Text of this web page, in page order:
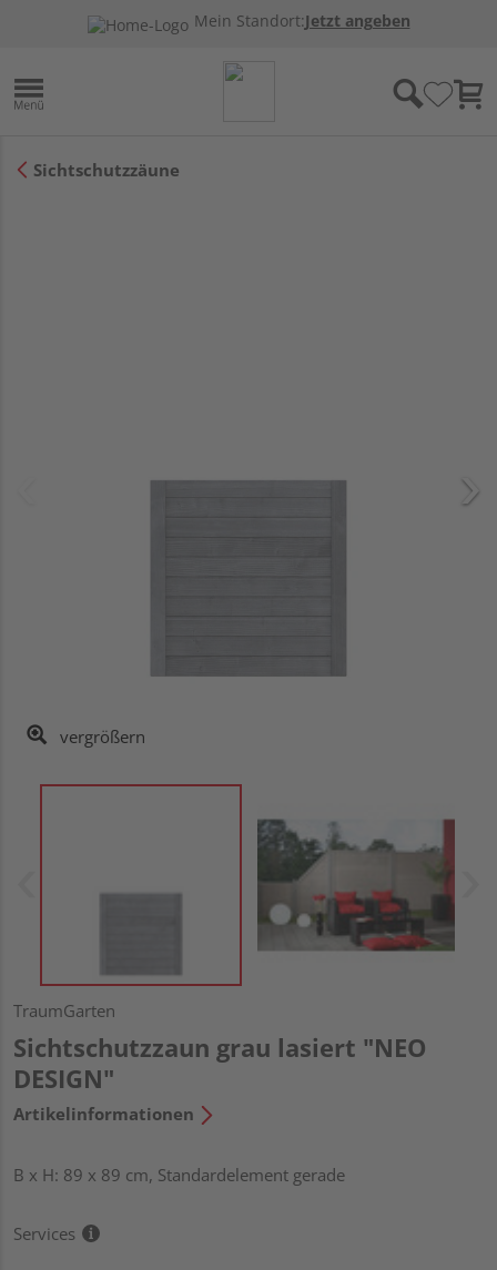
Mein Standort:Jetzt angeben
Sichtschutzzäune
vergrößern
TraumGarten
Sichtschutzzaun grau lasiert "NEO
DESIGN"
Artikelinformationen
B x H: 89 x 89 cm, Standardelement gerade
Services